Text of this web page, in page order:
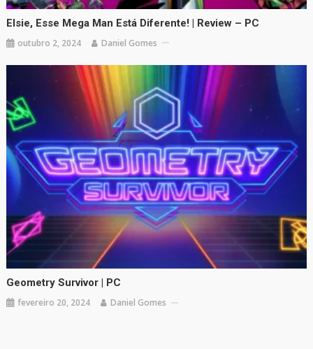
Elsie, Esse Mega Man Está Diferente! | Review – PC
outubro 2, 2024 Daniel Gomes
Geometry Survivor | PC
fevereiro 20, 2024 Daniel Gomes